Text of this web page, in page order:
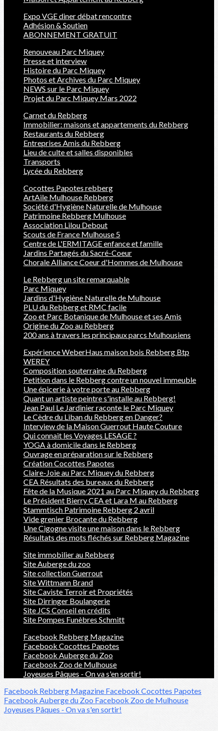
Expo VGE diner débat rencontre
Adhésion & Soutien
ABONNEMENT GRATUIT
Renouveau Parc Miquey
Presse et interview
Histoire du Parc Miquey
Photos et Archives du Parc Miquey
NEWS sur le Parc Miquey
Projet du Parc Miquey Mars 2022
Carnet du Rebberg
Immobilier: maisons et appartements du Rebberg
Restaurants du Rebberg
Entreprises Amis du Rebberg
Lieu de culte et salles disponibles
Transports
Lycée du Rebberg
Cocottes Papotes rebberg
ArtAile Mulhouse Rebberg
Société d'Hygiène Naturelle de Mulhouse
Patrimoine Rebberg Mulhouse
Association Lilou Debout
Scouts de France Mulhouse 5
Centre de L'ERMITAGE enfance et famille
Jardins Partagés du Sacré-Coeur
Chorale Alliance Coeur d'Hommes de Mulhouse
Le Rebberg un site remarquable
Parc Miquey
Jardins d'Hygiène Naturelle de Mulhouse
PLU du Rebberg et RMC facile
Zoo et Parc Botanique de Mulhouse et ses Amis
Origine du Zoo au Rebberg
200 ans à travers les principaux parcs Mulhousiens
Expérience WeberHaus maison bois Rebberg Btp
WEREY
Composition souterraine du Rebberg
Petition dans le Rebberg contre un nouvel immeuble
Une épicerie à votre porte au Rebberg
Quant un artiste peintre s'installe au Rebberg!
Jean Paul Le Jardinier raconte le Parc Miquey
Le Cèdre du Liban du Rebberg en Danger?
Interview de la Maison Guerrout Haute Couture
Qui connait les Voyages LESAGE ?
YOGA à domicile dans le Rebberg
Ouvrage en préparation sur le Rebberg
Création Cocottes Papotes
Claire-Joie au Parc Miquey du Rebberg
CEA Résultats des bureaux du Rebberg
Fête de la Musique 2021 au Parc Miquey du Rebberg
Le Président Bierry CEA et Lara M au Rebberg
Stammtisch Patrimoine Rebberg 2 avril
Vide grenier Brocante du Rebberg
Une Cigogne visite une maison dans le Rebberg
Résultats des mots fléchés sur Rebberg Magazine
Site immobilier au Rebberg
Site Auberge du zoo
Site collection Guerrout
Site Wittmann Brand
Site Caviste Terroir et Propriétés
Site Dirringer Boulangerie
Site JCS Conseil en crédits
Site Pompes Funèbres Schmitt
Facebook Rebberg Magazine
Facebook Cocottes Papotes
Facebook Auberge du Zoo
Facebook Zoo de Mulhouse
Joyeuses Pâques - On va s'en sortir!
Facebook Rebberg Magazine Facebook Cocottes Papotes
Facebook Auberge du Zoo Facebook Zoo de Mulhouse
Joyeuses Pâques - On va s'en sortir!